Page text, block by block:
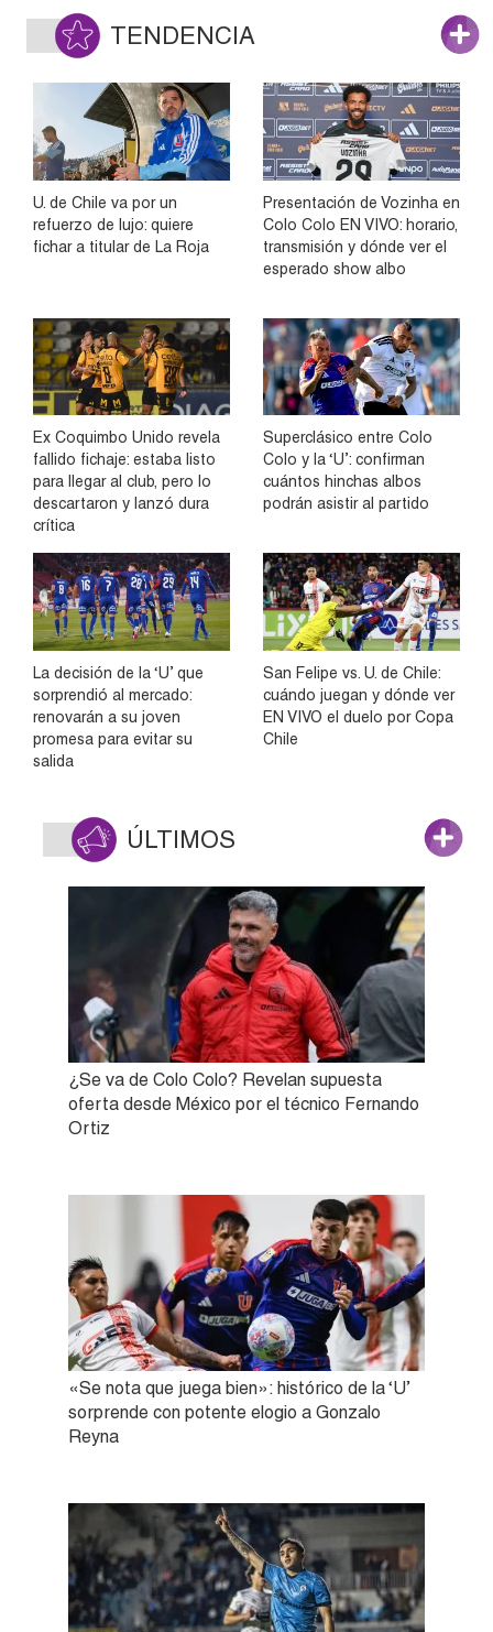
TENDENCIA
U. de Chile va por un
refuerzo de lujo: quiere
fichar a titular de La Roja
Presentación de Vozinha en
Colo Colo EN VIVO: horario,
transmisión y dónde ver el
esperado show albo
Ex Coquimbo Unido revela
fallido fichaje: estaba listo
para llegar al club, pero lo
descartaron y lanzó dura
crítica
Superclásico entre Colo
Colo y la ‘U’: confirman
cuántos hinchas albos
podrán asistir al partido
La decisión de la ‘U’ que
sorprendió al mercado:
renovarán a su joven
promesa para evitar su
salida
San Felipe vs. U. de Chile:
cuándo juegan y dónde ver
EN VIVO el duelo por Copa
Chile
ÚLTIMOS
¿Se va de Colo Colo? Revelan supuesta
oferta desde México por el técnico Fernando
Ortiz
«Se nota que juega bien»: histórico de la ‘U’
sorprende con potente elogio a Gonzalo
Reyna